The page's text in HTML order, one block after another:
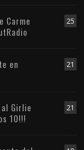
25
Carme
21
en
21
Girlie
10!!!